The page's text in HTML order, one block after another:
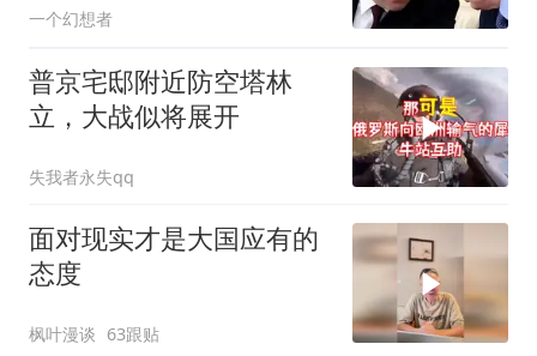
一个幻想者
普京宅邸附近防空塔林
立，大战似将展开
失我者永失qq
面对现实才是大国应有的
态度
枫叶漫谈 63跟贴